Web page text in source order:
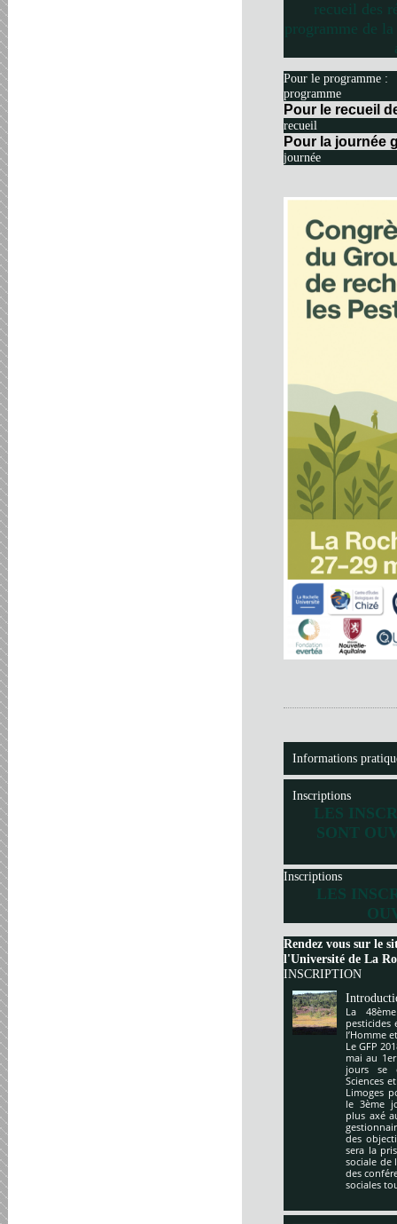
recueil des
programme de
Pour le programme :
programme
Pour le recueil
recueil
Pour la journée
journée
Informations
Inscriptions
LES
SONT
Inscriptions
LES
Rendez vous sur le
l'Université de La
INSCRIPTION
La
pesticides
l’Homme
Le GFP
mai au
jours se
Sciences
Limoges
le 3ème
plus axé
des
sera la
sociale de
des
sociales